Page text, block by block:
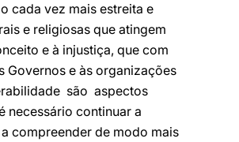
cada vez mais estreita e
e religiosas que atingem
e à injustiça, que com
Governos e às organizações
são aspectos
necessário continuar a
compreender de modo mais